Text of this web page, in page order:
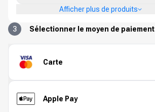
Afficher plus de produits
3 Sélectionner le moyen de paiement
Carte
Apple Pay